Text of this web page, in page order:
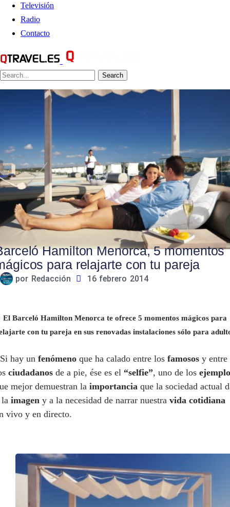
Televisión
Radio
Contacto
Search
Hamilton Menorca, 5 momentos
para relajarte con tu pareja
por Redacción 16 febrero 2014
El Barceló Hamilton Menorca te ofrece 5 momentos mágicos para
con tu pareja en sus renovadas instalaciones sólo para
hay un fenómeno que ha calado entre los famosos y entre
ciudadanos de a pie, ése es el “selfie”, uno de los
mejor demuestran la importancia que la sociedad actual
imagen y a la necesidad de narrar nuestra vida cotidiana
vivo y en directo.